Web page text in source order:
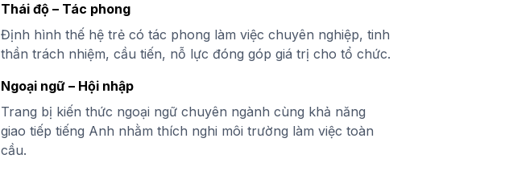
Thái độ – Tác phong
Định hình thế hệ trẻ có tác phong làm việc chuyên nghiệp, tinh
thần trách nhiệm, cầu tiến, nỗ lực đóng góp giá trị cho tổ chức.
Ngoại ngữ – Hội nhập
Trang bị kiến thức ngoại ngữ chuyên ngành cùng khả năng
giao tiếp tiếng Anh nhằm thích nghi môi trường làm việc toàn
cầu.